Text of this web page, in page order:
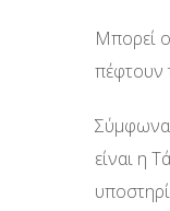
Μπορεί
πέφτουν
Σύμφωνα
είναι η